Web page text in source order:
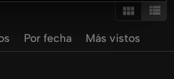
brenda ceron laudi
Por fecha
Más vistos